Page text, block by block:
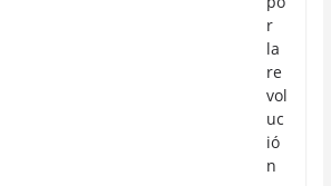
r
la
re
vol
uc
ió
n